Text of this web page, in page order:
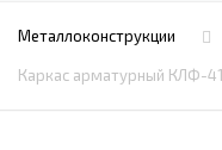
Металлоконструкции
Каркас арматурный КЛФ-